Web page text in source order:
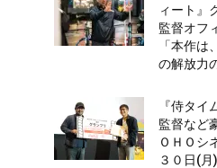
ィート』
監督オフ
「本作
の解放力
『侍タイ
監督など
ＯＨＯシ
３０日(